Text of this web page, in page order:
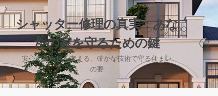
コ
ン
テ
ン
ツ
へ
ス
キ
シャッター修理の真実：あな
たの家を守るための鍵
安心の暮らしを支える、確かな技術で守る住まい
の要
検
索
切
り
替